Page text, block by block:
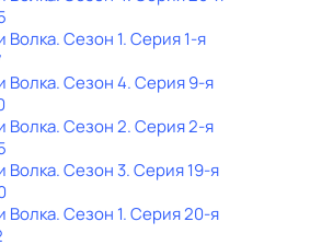
Волка. Сезон 1. Серия 1-я
Волка. Сезон 4. Серия 9-я
Волка. Сезон 2. Серия 2-я
Волка. Сезон 3. Серия 19-я
Волка. Сезон 1. Серия 20-я